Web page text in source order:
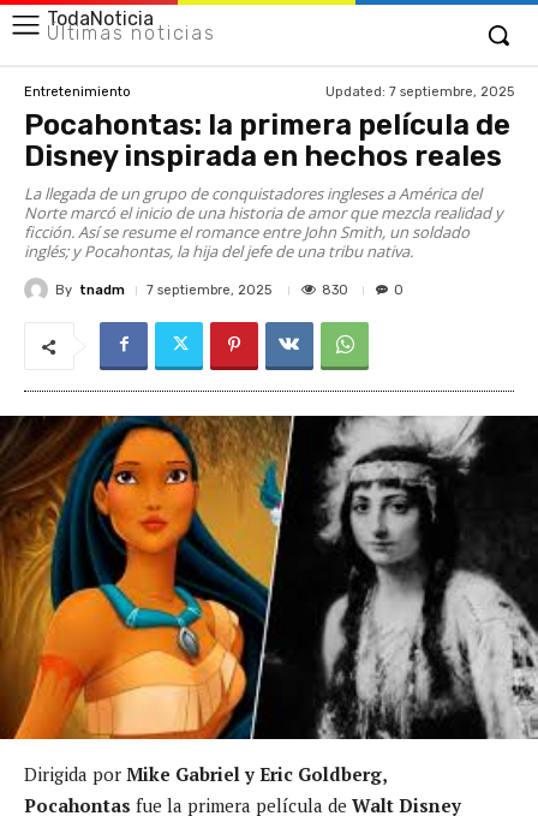
TodaNoticia
Últimas noticias
Entretenimiento Updated: 7 septiembre, 2025
Pocahontas: la primera película de
Disney inspirada en hechos reales
La llegada de un grupo de conquistadores ingleses a América del
Norte marcó el inicio de una historia de amor que mezcla realidad y
ficción. Así se resume el romance entre John Smith, un soldado
inglés; y Pocahontas, la hija del jefe de una tribu nativa.
By tnadm 7 septiembre, 2025 830 0
Dirigida por Mike Gabriel y Eric Goldberg,
Pocahontas fue la primera película de Walt Disney